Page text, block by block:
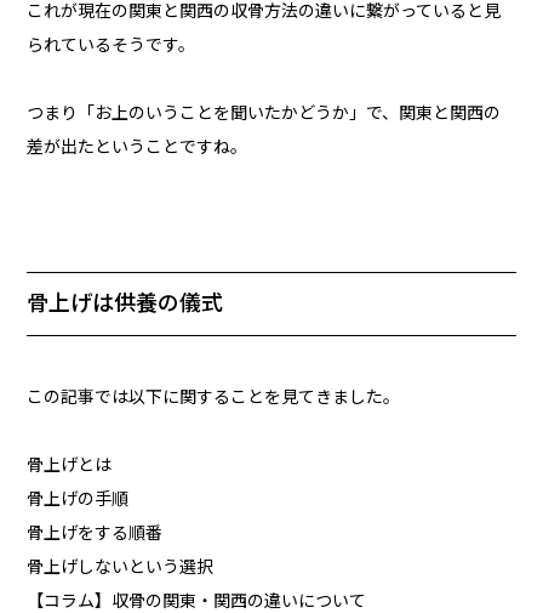
これが現在の関東と関西の収骨方法の違いに繋がっていると見
られているそうです。
つまり「お上のいうことを聞いたかどうか」で、関東と関西の
差が出たということですね。
骨上げは供養の儀式
この記事では以下に関することを見てきました。
骨上げとは
骨上げの手順
骨上げをする順番
骨上げしないという選択
【コラム】収骨の関東・関西の違いについて